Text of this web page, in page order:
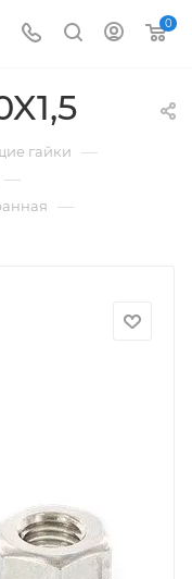
0
гайки —
—
—